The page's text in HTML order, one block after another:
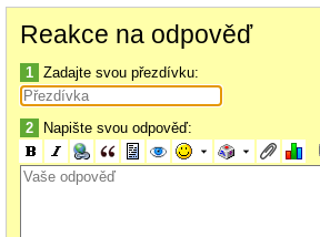
Reakce na odpověď
1 Zadajte svou přezdívku:
2 Napište svou odpověď: